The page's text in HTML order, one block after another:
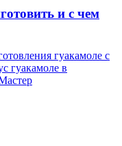
и с чем
гуакамоле с
гуакамоле в